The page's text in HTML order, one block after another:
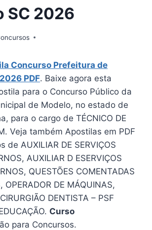
SC 2026
Concurso Prefeitura de
PDF. Baixe agora esta
para o Concurso Público da
de Modelo, no estado de
para o cargo de TÉCNICO DE
Veja também Apostilas em PDF
de AUXILIAR DE SERVIÇOS
AUXILIAR D ESERVIÇOS
QUESTÕES COMENTADAS
OPERADOR DE MÁQUINAS,
DENTISTA – PSF
Curso
para Concursos.